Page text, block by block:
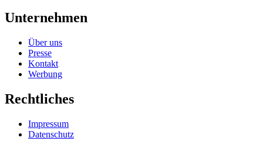
Unternehmen
Über uns
Presse
Kontakt
Werbung
Rechtliches
Impressum
Datenschutz